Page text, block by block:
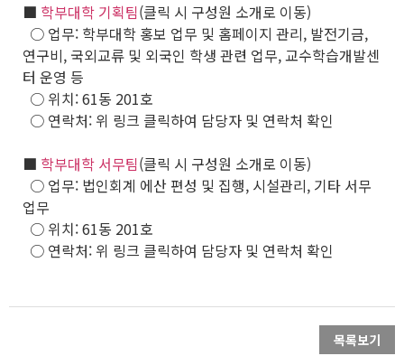
■ 학부대학 기획팀(클릭 시 구성원 소개로 이동)
○ 업무: 학부대학 홍보 업무 및 홈페이지 관리, 발전기금,
연구비, 국외교류 및 외국인 학생 관련 업무, 교수학습개발센
터 운영 등
○ 위치: 61동 201호
○ 연락처: 위 링크 클릭하여 담당자 및 연락처 확인
■ 학부대학 서무팀(클릭 시 구성원 소개로 이동)
○ 업무: 법인회계 에산 편성 및 집행, 시설관리, 기타 서무
업무
○ 위치: 61동 201호
○ 연락처: 위 링크 클릭하여 담당자 및 연락처 확인
목록보기